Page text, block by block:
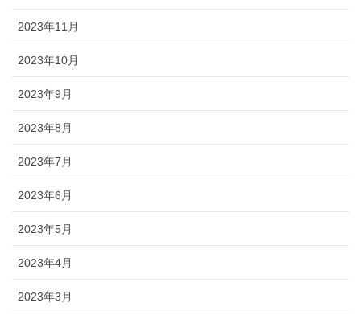
2023年11月
2023年10月
2023年9月
2023年8月
2023年7月
2023年6月
2023年5月
2023年4月
2023年3月